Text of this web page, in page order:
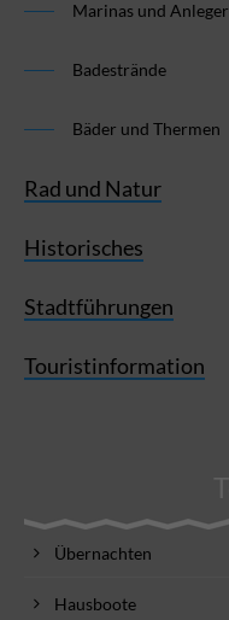
Marinas und Anleger
Badestrände
Bäder und Thermen
Rad und Natur
Historisches
Stadtführungen
Touristinformation
Übernachten
Hausboote